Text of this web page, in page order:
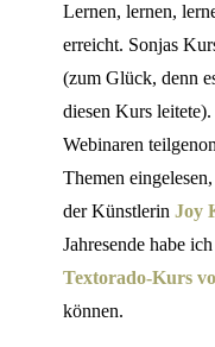
Lernen, lernen,
erreicht. Sonjas
(zum Glück, denn
diesen Kurs
Webinaren
Themen
der Künstlerin Joy
Jahresende habe
Textorado-Kurs
können.